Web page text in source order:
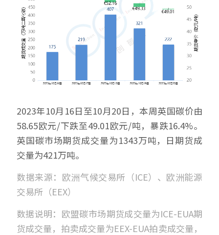
2023年10月16日至10月20日，本周英国碳价由
58.65欧元/下跌至49.01欧元/吨，暴跌16.4%。
英国碳市场期货成交量为1343万吨，日期货成
交量为421万吨。
数据来源：欧洲气候交易所（ICE）、欧洲能源
交易所（EEX）
数据说明：欧盟碳市场期货成交量为ICE-EUA期
货成交量，拍卖成交量为EEX-EUA拍卖成交量，